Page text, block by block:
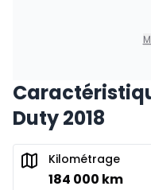
Duty 2018
Kilométrage
184 000 km